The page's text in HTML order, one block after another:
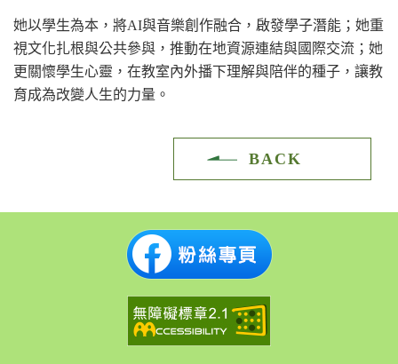
她以學生為本，將AI與音樂創作融合，啟發學子潛能；她重
視文化扎根與公共參與，推動在地資源連結與國際交流；她
更關懷學生心靈，在教室內外播下理解與陪伴的種子，讓教
育成為改變人生的力量。
BACK